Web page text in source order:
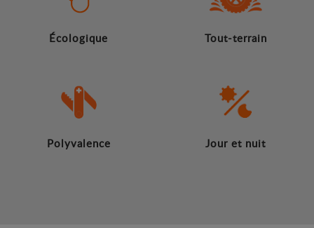
Écologique Tout-terrain
Polyvalence Jour et nuit